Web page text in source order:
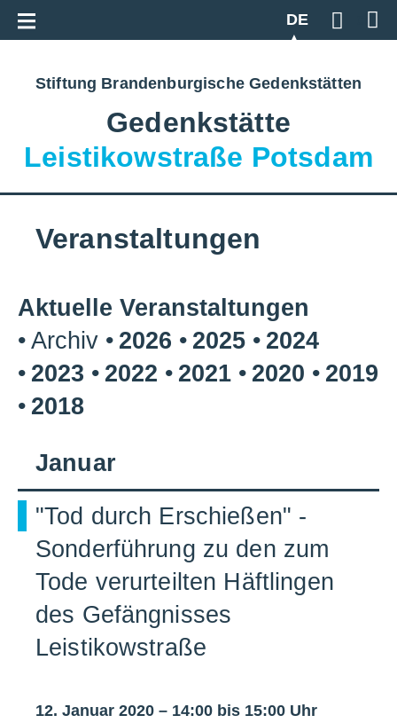
DE
Geben
Zur Gesamtübersicht
Stiftung Brandenburgische Gedenkstätten
Gedenkstätte
Leistikowstraße Potsdam
Veranstaltungen
Aktuelle Veranstaltungen
Archiv
2026 2025
2024
2023
2022 2021 2020
2019
2018
Januar
"Tod durch Erschießen" -
Sonderführung zu den zum
Tode verurteilten Häftlingen
des Gefängnisses
Leistikowstraße
12. Januar 2020 – 14:00 bis 15:00 Uhr